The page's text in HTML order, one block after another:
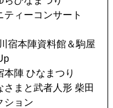
ティーコンサート
宿本陣資料館＆駒屋
本陣 ひなまつり
さまと武者人形 柴田
ション